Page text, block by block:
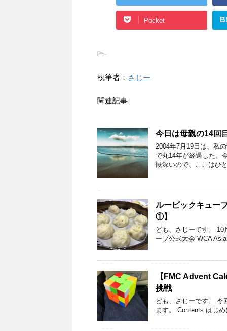
Pocket B!
-
執筆者： さじー
関連記事
今日は母親の14回
2004年7月19日は、私
で丸14年が経過した。
慨深いので、ここはひ
ルービックキュー
①】
ども、さじーです。
ーブ公式大会”WCA
【FMC Advent
挑戦
ども、さじーです。 今
ます。 Contents はじ